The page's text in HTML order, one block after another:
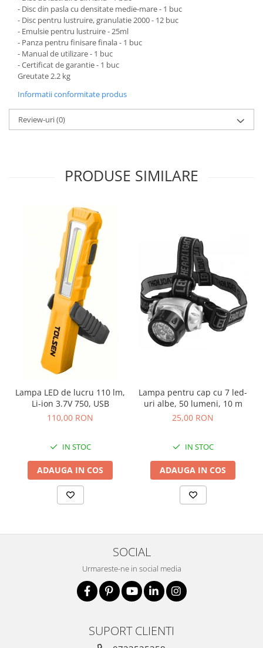
- Disc din pasla cu densitate medie-mare - 1 buc
- Disc pentru lustruire, granulatie 2000 - 12 buc
- Emulsie pentru lustruire - 25ml
- Panza pentru finisare finala - 1 buc
- Manual de utilizare - 1 buc
- Certificat de garantie - 1 buc
Greutate 2.2 kg
Informatii conformitate produs
Review-uri(0)
PRODUSE SIMILARE
Lampa LED de lucru 110 lm,
Li-ion 3.7V 750, USB
110,00 RON
IN STOC
ADAUGA IN COS
Lampa pentru cap cu 7 led-
uri albe, 50 lumeni, 10 m
25,00 RON
IN STOC
ADAUGA IN COS
SOCIAL
Urmareste-ne in social media
SUPORT CLIENTI